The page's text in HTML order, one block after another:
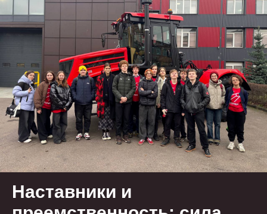
Наставники и